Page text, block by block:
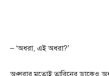
– ‘অধরা, এই অধরা?’
অপ্সরার মতোই তারিনের ডাকেও